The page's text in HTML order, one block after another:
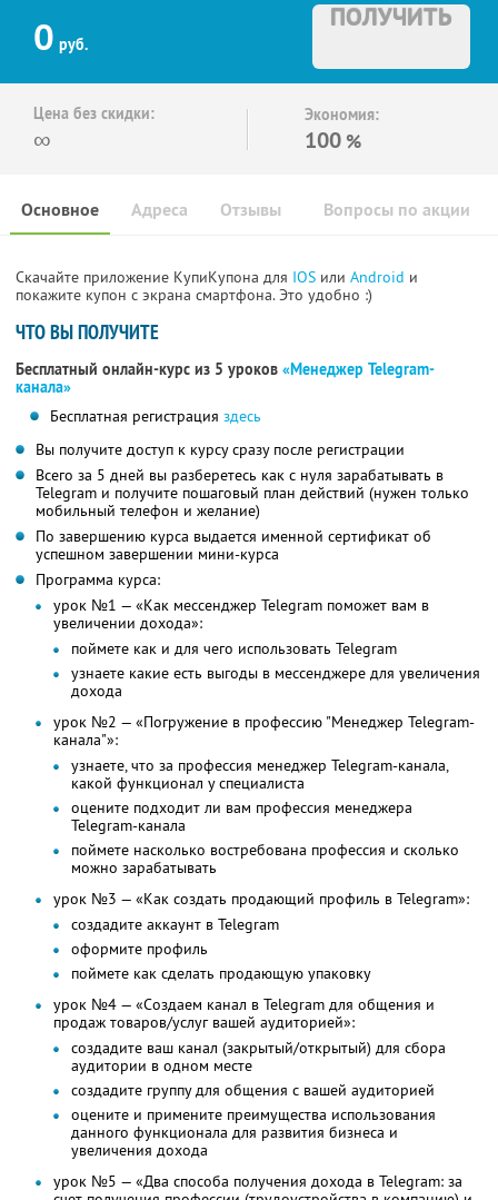
0 руб.
ПОЛУЧИТЬ
Цена без скидки:
∞
Экономия:
100 %
Основное Отзывы Вопросы по акции
Адреса
Скачайте приложение КупиКупона для IOS или Android и
покажите купон с экрана смартфона. Это удобно :)
ЧТО ВЫ ПОЛУЧИТЕ
Бесплатный онлайн-курс из 5 уроков «Менеджер Telegram-
канала»
Бесплатная регистрация здесь
Вы получите доступ к курсу сразу после регистрации
Всего за 5 дней вы разберетесь как с нуля зарабатывать в
Telegram и получите пошаговый план действий (нужен только
мобильный телефон и желание)
По завершению курса выдается именной сертификат об
успешном завершении мини-курса
Программа курса:
урок №1 — «Как мессенджер Telegram поможет вам в
увеличении дохода»:
поймете как и для чего использовать Telegram
узнаете какие есть выгоды в мессенджере для увеличения
дохода
урок №2 — «Погружение в профессию "Менеджер Telegram-
канала"»:
узнаете, что за профессия менеджер Telegram-канала,
какой функционал у специалиста
оцените подходит ли вам профессия менеджера
Telegram-канала
поймете насколько востребована профессия и сколько
можно зарабатывать
урок №3 — «Как создать продающий профиль в Telegram»:
создадите аккаунт в Telegram
оформите профиль
поймете как сделать продающую упаковку
урок №4 — «Создаем канал в Telegram для общения и
продаж товаров/услуг вашей аудиторией»:
создадите ваш канал (закрытый/открытый) для сбора
аудитории в одном месте
создадите группу для общения с вашей аудиторией
оцените и примените преимущества использования
данного функционала для развития бизнеса и
увеличения дохода
урок №5 — «Два способа получения дохода в Telegram: за